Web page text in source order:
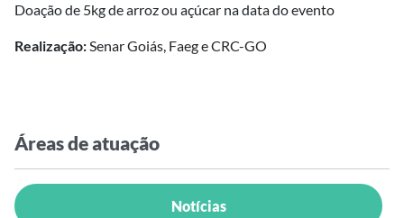
Doação de 5kg de arroz ou açúcar na data do evento
Realização:Senar Goiás, Faeg e CRC-GO
Áreas de atuação
Notícias